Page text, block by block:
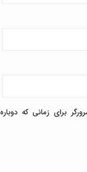
برای زمانی که دوباره